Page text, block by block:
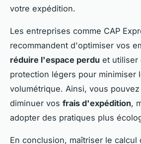
votre expédition.
Les entreprises comme CAP
recommandent d'optimiser vos
réduire l'espace perdu et utiliser
protection légers pour minimiser
volumétrique. Ainsi, vous
diminuer vos frais d'expédition,
adopter des pratiques plus
En conclusion, maîtriser le calcul